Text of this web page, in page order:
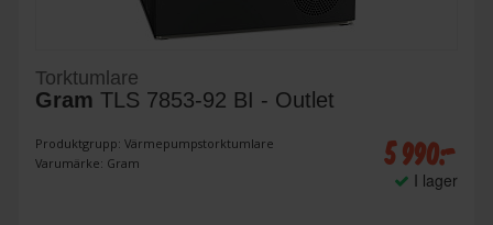
Torktumlare
Gram TLS 7853-92 BI - Outlet
Produktgrupp: Värmepumpstorktumlare
Varumärke: Gram
5 990:-
I lager